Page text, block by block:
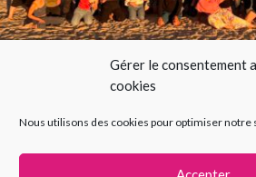
Gérer le consentement
cookies
Nous utilisons des cookies pour optimiser notre